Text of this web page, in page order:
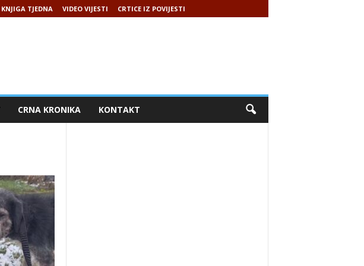
KNJIGA TJEDNA VIDEO VIJESTI CRTICE IZ POVIJESTI
CRNA KRONIKA KONTAKT